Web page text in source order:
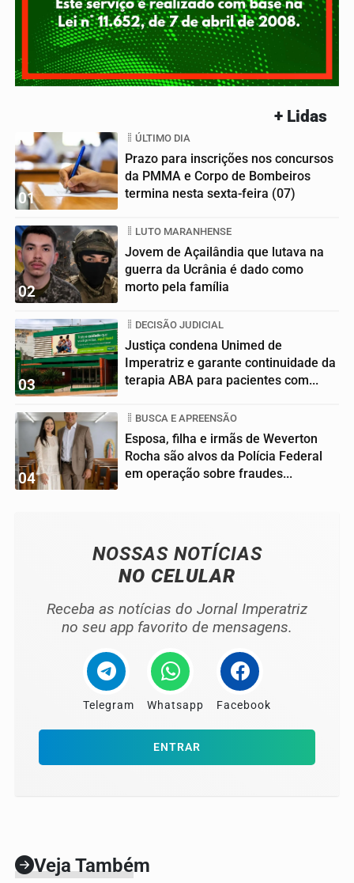
+ Lidas
01
ÚLTIMO DIA
Prazo para inscrições nos concursos
da PMMA e Corpo de Bombeiros
termina nesta sexta-feira (07)
02
LUTO MARANHENSE
Jovem de Açailândia que lutava na
guerra da Ucrânia é dado como
morto pela família
03
DECISÃO JUDICIAL
Justiça condena Unimed de
Imperatriz e garante continuidade da
terapia ABA para pacientes com...
04
BUSCA E APREENSÃO
Esposa, filha e irmãs de Weverton
Rocha são alvos da Polícia Federal
em operação sobre fraudes...
NOSSAS NOTÍCIAS
NO CELULAR
Receba as notícias do Jornal Imperatriz
no seu app favorito de mensagens.
Telegram Whatsapp Facebook
ENTRAR
Veja Também